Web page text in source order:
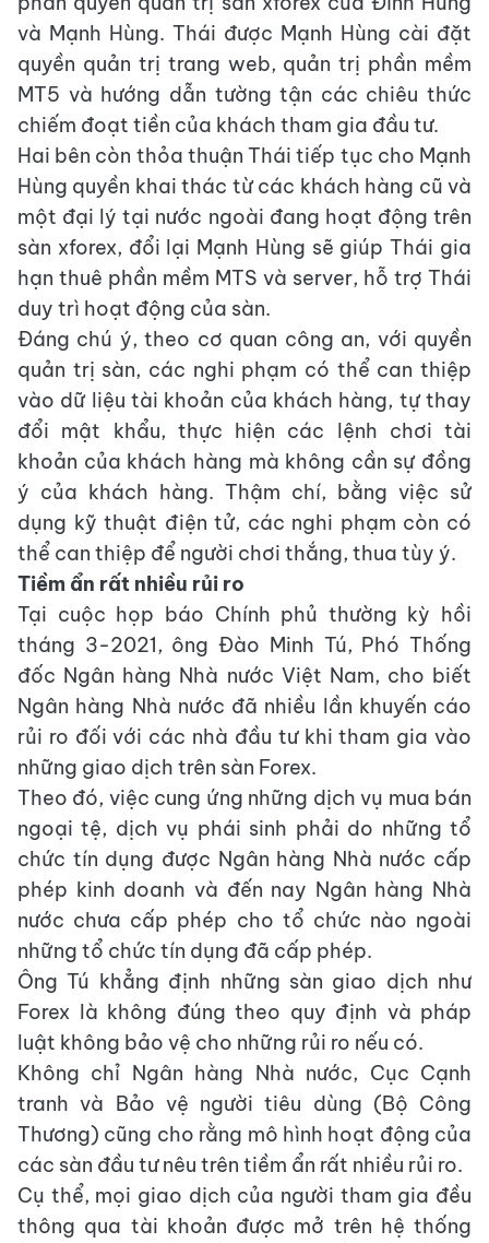
và Mạnh Hùng. Thái được Mạnh Hùng cài đặt
quyền quản trị trang web, quản trị phần mềm
MT5 và hướng dẫn tường tận các chiêu thức
chiếm đoạt tiền của khách tham gia đầu tư.
Hai bên còn thỏa thuận Thái tiếp tục cho Mạnh
Hùng quyền khai thác từ các khách hàng cũ và
một đại lý tại nước ngoài đang hoạt động trên
sàn xforex, đổi lại Mạnh Hùng sẽ giúp Thái gia
hạn thuê phần mềm MTS và server, hỗ trợ Thái
duy trì hoạt động của sàn.
Đáng chú ý, theo cơ quan công an, với quyền
quản trị sàn, các nghi phạm có thể can thiệp
vào dữ liệu tài khoản của khách hàng, tự thay
đổi mật khẩu, thực hiện các lệnh chơi tài
khoản của khách hàng mà không cần sự đồng
ý của khách hàng. Thậm chí, bằng việc sử
dụng kỹ thuật điện tử, các nghi phạm còn có
thể can thiệp để người chơi thắng, thua tùy ý.
Tiềm ẩn rất nhiều rủi ro
Tại cuộc họp báo Chính phủ thường kỳ hồi
tháng 3-2021, ông Đào Minh Tú, Phó Thống
đốc Ngân hàng Nhà nước Việt Nam, cho biết
Ngân hàng Nhà nước đã nhiều lần khuyến cáo
rủi ro đối với các nhà đầu tư khi tham gia vào
những giao dịch trên sàn Forex.
Theo đó, việc cung ứng những dịch vụ mua bán
ngoại tệ, dịch vụ phái sinh phải do những tổ
chức tín dụng được Ngân hàng Nhà nước cấp
phép kinh doanh và đến nay Ngân hàng Nhà
nước chưa cấp phép cho tổ chức nào ngoài
những tổ chức tín dụng đã cấp phép.
Ông Tú khẳng định những sàn giao dịch như
Forex là không đúng theo quy định và pháp
luật không bảo vệ cho những rủi ro nếu có.
Không chỉ Ngân hàng Nhà nước, Cục Cạnh
tranh và Bảo vệ người tiêu dùng (Bộ Công
Thương) cũng cho rằng mô hình hoạt động của
các sàn đầu tư nêu trên tiềm ẩn rất nhiều rủi ro.
Cụ thể, mọi giao dịch của người tham gia đều
thông qua tài khoản được mở trên hệ thống